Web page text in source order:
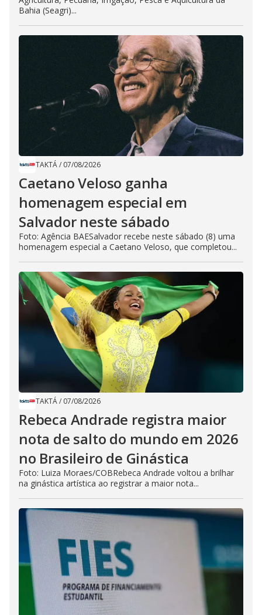
Bahia (Seagri)...
TAKTÁ/ 07/08/2026
Caetano Veloso ganha
homenagem especial em
Salvador neste sábado
Foto: Agência BAESalvador recebe neste sábado (8) uma
homenagem especial a Caetano Veloso, que completou...
TAKTÁ/ 07/08/2026
Rebeca Andrade registra maior
nota de salto do mundo em 2026
no Brasileiro de Ginástica
Foto: Luiza Moraes/COBRebeca Andrade voltou a brilhar
na ginástica artística ao registrar a maior nota...